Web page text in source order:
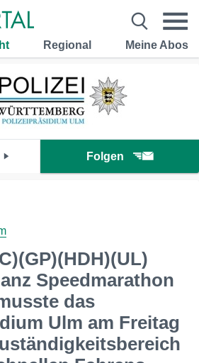
Regional Meine Abos
Folgen
Speedmarathon
das
Ulm am Freitag